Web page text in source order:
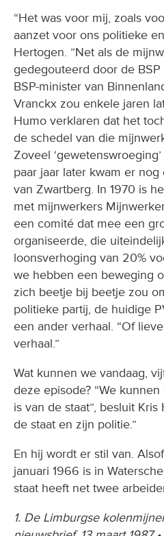
“Het was voor mij, zoals
aanzet voor ons politieke
Hertogen. ”Net als de
gedegouteerd door de BSP
BSP-minister van
Vranckx zou enkele jaren
Humo verklaren dat het
de schedel van die
Zoveel
paar jaar later kwam er
van Zwartberg. In 1970 is
met mijnwerkers
een comité dat mee een
organiseerde, die
loonsverhoging van 20%
we hebben een beweging
zich beetje bij beetje zou
politieke partij, de huidige
een ander verhaal. “Of
verhaal.”
Wat kunnen we vandaag,
deze episode? “We
is van de staat”, besluit
de staat en zijn politie.”
En hij wordt er stil van.
januari 1966 is in
staat heeft net twee
1. De Limburgse